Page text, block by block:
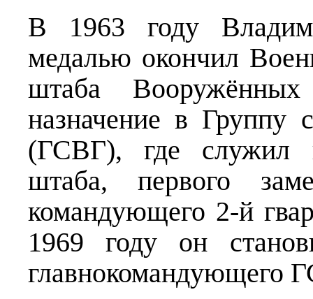
В 1963 году
медалью окончил
штаба
назначение в Группу
(ГСВГ), где служил
штаба, первого
командующего 2-й
1969 году он
главнокомандующего